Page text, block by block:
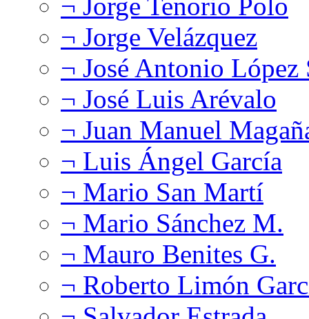
¬ Jorge Velázquez
¬ José Antonio López
¬ José Luis Arévalo
¬ Juan Manuel
¬ Luis Ángel García
¬ Mario San Martí
¬ Mario Sánchez M.
¬ Mauro Benites G.
¬ Roberto Limón